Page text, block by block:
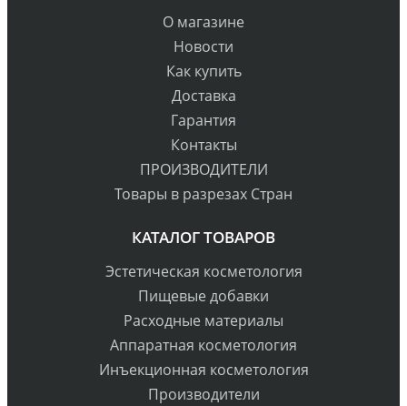
О магазине
Новости
Как купить
Доставка
Гарантия
Контакты
ПРОИЗВОДИТЕЛИ
Товары в разрезах Стран
КАТАЛОГ ТОВАРОВ
Эстетическая косметология
Пищевые добавки
Расходные материалы
Аппаратная косметология
Инъекционная косметология
Производители